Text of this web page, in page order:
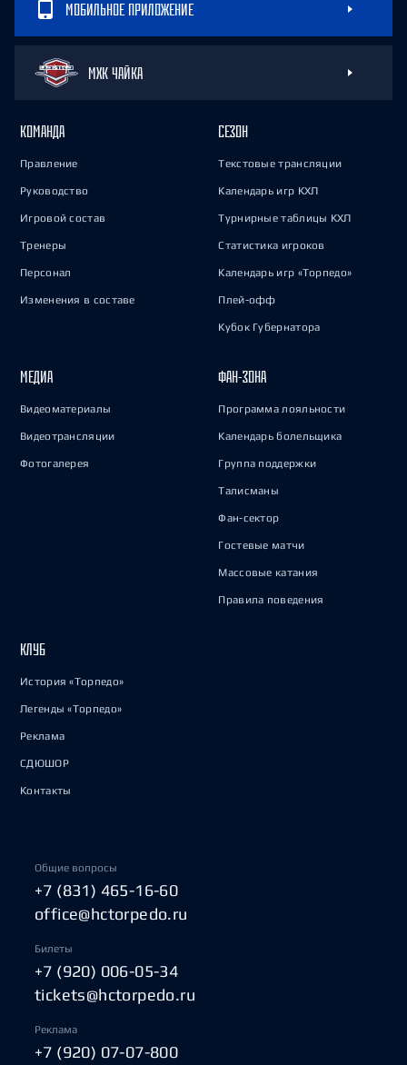
МОБИЛЬНОЕ ПРИЛОЖЕНИЕ
МХК ЧАЙКА
КОМАНДА
Правление
Руководство
Игровой состав
Тренеры
Персонал
Изменения в составе
СЕЗОН
Текстовые трансляции
Календарь игр КХЛ
Турнирные таблицы КХЛ
Статистика игроков
Календарь игр «Торпедо»
Плей-офф
Кубок Губернатора
МЕДИА
Видеоматериалы
Видеотрансляции
Фотогалерея
ФАН-ЗОНА
Программа лояльности
Календарь болельщика
Группа поддержки
Талисманы
Фан-сектор
Гостевые матчи
Массовые катания
Правила поведения
КЛУБ
История «Торпедо»
Легенды «Торпедо»
Реклама
СДЮШОР
Контакты
Общие вопросы
+7 (831) 465-16-60
office@hctorpedo.ru
Билеты
+7 (920) 006-05-34
tickets@hctorpedo.ru
Реклама
+7 (920) 07-07-800